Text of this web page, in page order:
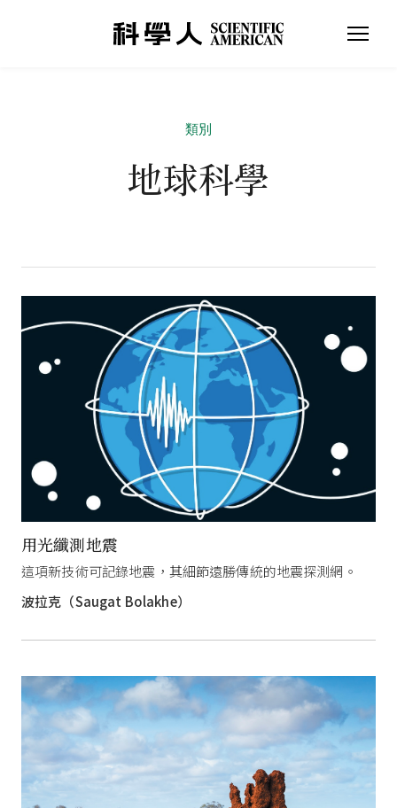
類別
地球科學
用光纖測地震
這項新技術可記錄地震，其細節遠勝傳統的地震探測網。
波拉克（Saugat Bolakhe）